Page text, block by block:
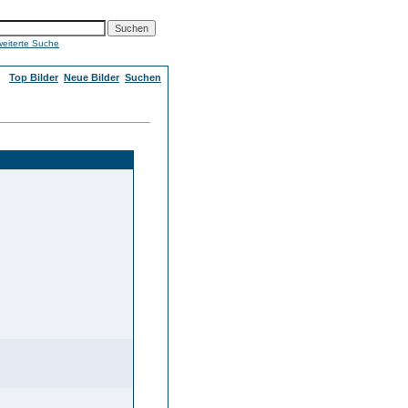
Suche
Top Bilder Neue Bilder Suchen